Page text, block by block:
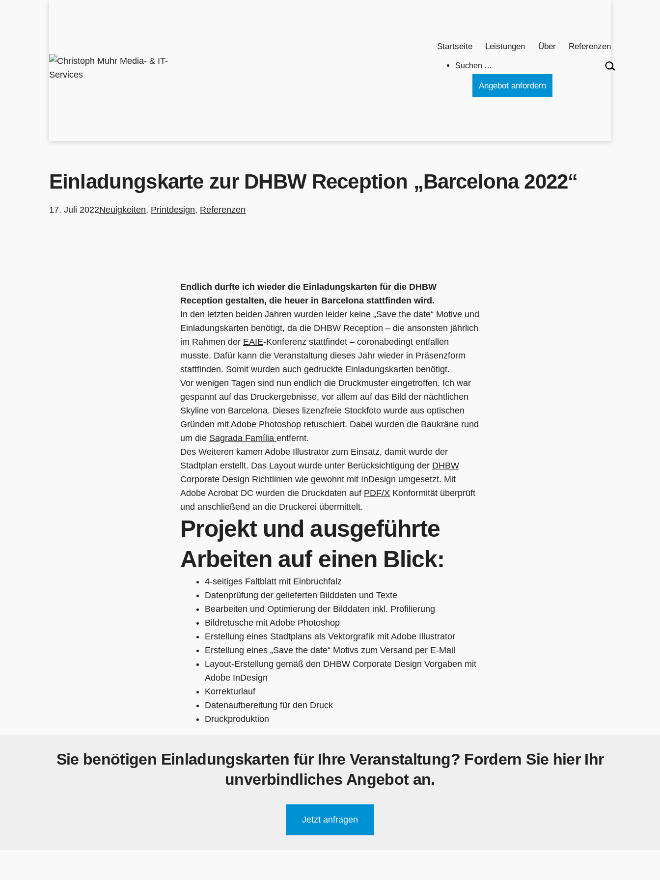
Startseite Leistungen Über Referenzen
Suchen …
Angebot anfordern
Einladungskarte zur DHBW Reception „Barcelona 2022“
Veröffentlicht
17. Juli 2022Kategorisiert
Neuigkeiten, Printdesign, Referenzen
Endlich durfte ich wieder die Einladungskarten für die DHBW
Reception gestalten, die heuer in Barcelona stattfinden wird.
In den letzten beiden Jahren wurden leider keine „Save the date“ Motive und
Einladungskarten benötigt, da die DHBW Reception – die ansonsten jährlich
im Rahmen der EAIE-Konferenz stattfindet – coronabedingt entfallen
musste. Dafür kann die Veranstaltung dieses Jahr wieder in Präsenzform
stattfinden. Somit wurden auch gedruckte Einladungskarten benötigt.
Vor wenigen Tagen sind nun endlich die Druckmuster eingetroffen. Ich war
gespannt auf das Druckergebnisse, vor allem auf das Bild der nächtlichen
Skyline von Barcelona. Dieses lizenzfreie Stockfoto wurde aus optischen
Gründen mit Adobe Photoshop retuschiert. Dabei wurden die Baukräne rund
um die Sagrada Família entfernt.
Des Weiteren kamen Adobe Illustrator zum Einsatz, damit wurde der
Stadtplan erstellt. Das Layout wurde unter Berücksichtigung der DHBW
Corporate Design Richtlinien wie gewohnt mit InDesign umgesetzt. Mit
Adobe Acrobat DC wurden die Druckdaten auf PDF/X Konformität überprüft
und anschließend an die Druckerei übermittelt.
Projekt und ausgeführte
Arbeiten auf einen Blick:
4-seitiges Faltblatt mit Einbruchfalz
Datenprüfung der gelieferten Bilddaten und Texte
Bearbeiten und Optimierung der Bilddaten inkl. Profilierung
Bildretusche mit Adobe Photoshop
Erstellung eines Stadtplans als Vektorgrafik mit Adobe Illustrator
Erstellung eines „Save the date“ Motivs zum Versand per E-Mail
Layout-Erstellung gemäß den DHBW Corporate Design Vorgaben mit
Adobe InDesign
Korrekturlauf
Datenaufbereitung für den Druck
Druckproduktion
Sie benötigen Einladungskarten für Ihre Veranstaltung? Fordern Sie hier Ihr
unverbindliches Angebot an.
Jetzt anfragen